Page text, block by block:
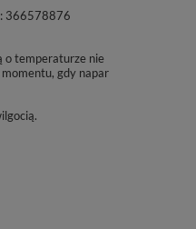
366578876
o temperaturze nie
gdy napar